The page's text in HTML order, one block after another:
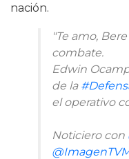
nación.
"Te amo,
combate.
Edwin
de la
el operativo
Noticiero con